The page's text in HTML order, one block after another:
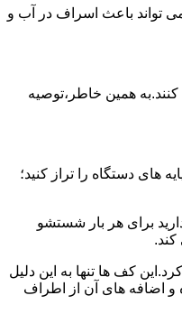
تواند باعث اسراف در آب و
همین خاطر،توصیه
دستگاه را تراز کنید؛
برای هر بار شستشو
کف ها تنها به این دلیل
و اضافه های آن از اطراف